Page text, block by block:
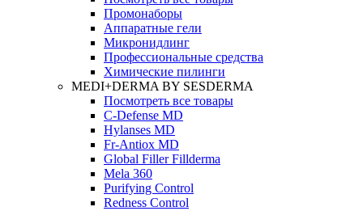
Промонаборы
Аппаратные гели
Микронидлинг
Профессиональные средства
Химические пилинги
MEDI+DERMA BY SESDERMA
Посмотреть все товары
C-Defense MD
Hylanses MD
Fr‑Antiox MD
Global Filler Fillderma
Mela 360
Purifying Control
Redness Control